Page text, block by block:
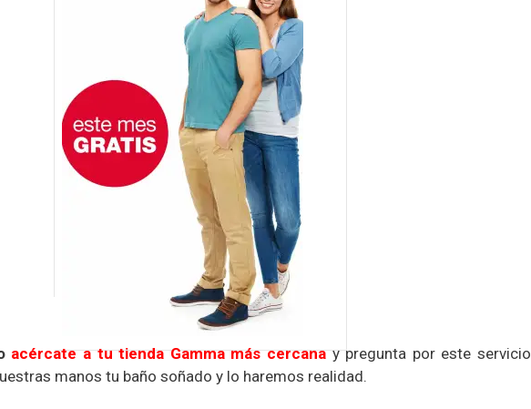
acércate a tu tienda Gamma más cercanay pregunta por este servicio
manos tu baño soñado y lo haremos realidad.